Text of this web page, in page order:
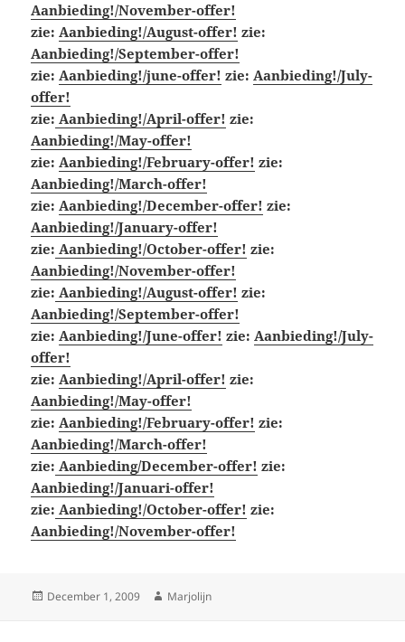
Aanbieding!/November-offer!
zie:Aanbieding!/August-offer! zie:
Aanbieding!/September-offer!
zie:Aanbieding!/june-offer! zie:Aanbieding!/July-
offer!
zie: Aanbieding!/April-offer! zie:
Aanbieding!/May-offer!
zie:Aanbieding!/February-offer! zie:
Aanbieding!/March-offer!
zie:Aanbieding!/December-offer! zie:
Aanbieding!/January-offer!
zie: Aanbieding!/October-offer! zie:
Aanbieding!/November-offer!
zie: Aanbieding!/August-offer! zie:
Aanbieding!/September-offer!
zie:Aanbieding!/June-offer! zie:Aanbieding!/July-
offer!
zie:Aanbieding!/April-offer! zie:
Aanbieding!/May-offer!
zie:Aanbieding!/February-offer! zie:
Aanbieding!/March-offer!
zie: Aanbieding/December-offer! zie:
Aanbieding!/Januari-offer!
zie: Aanbieding!/October-offer! zie:
Aanbieding!/November-offer!
Posted
December 1, 2009 Author
Marjolijn